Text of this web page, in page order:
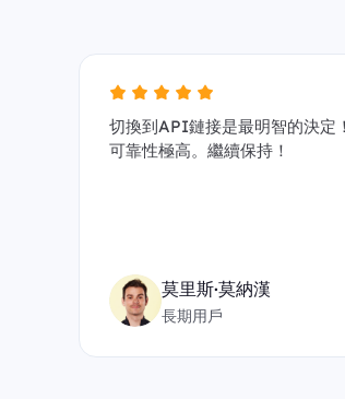
切換到API鏈接是最明智的決定
可靠性極高。繼續保持！
莫里斯·莫納漢
長期用戶